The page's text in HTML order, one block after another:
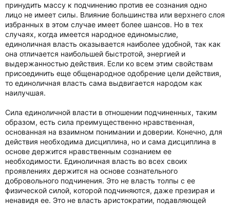
принудить массу к подчинению против ее сознания одно
лицо не имеет силы. Влияние большинства или верхнего слоя
избранных в этом случае имеет более шансов. Но в тех
случаях, когда имеется народное единомыслие,
единоличная власть оказывается наиболее удобной, так как
она отличается наибольшей быстротой, энергией и
выдержанностью действия. Если ко всем этим свойствам
присоединить еще общенародное одобрение цели действия,
то единоличная власть сама выдвигается народом как
наилучшая.
Сила единоличной власти в отношении подчиненных, таким
образом, есть сила преимущественно нравственная,
основанная на взаимном понимании и доверии. Конечно, для
действия необходима дисциплина, но и сама дисциплина в
основе держится нравственным сознанием ее
необходимости. Единоличная власть во всех своих
проявлениях держится на основе сознательного
добровольного подчинения. Это не власть толпы с ее
физической силой, которой подчиняются, даже презирая и
ненавидя ее. Это не власть аристократии, подавляющей